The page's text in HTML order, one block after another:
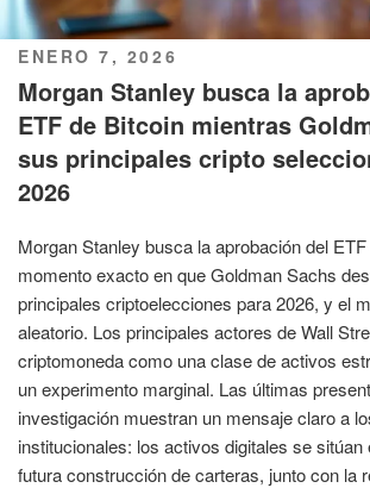
PUBLICADO
EL
ENERO 7, 2026
Morgan Stanley busca la
ETF de Bitcoin mientras
sus principales cripto
2026
Morgan Stanley busca la aprobación del
momento exacto en que Goldman Sachs
principales criptoelecciones para 2026, y el
aleatorio. Los principales actores de Wall
criptomoneda como una clase de activos
un experimento marginal. Las últimas
investigación muestran un mensaje claro a
institucionales: los activos digitales se sitúan
futura construcción de carteras, junto con la